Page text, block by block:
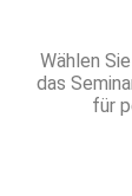
Wählen
das
für